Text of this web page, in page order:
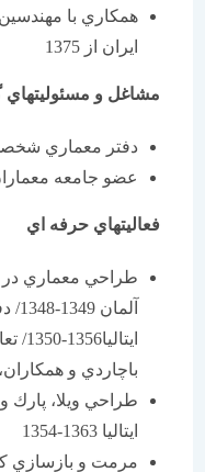
همكاري با مهندسين
ايران از 1375
مشاغل و مسئوليتهاي
دفتر معماري شخصي در ايتاليا
عضو جامعه معماران سيه نا –
فعاليتهاي حرفه اي
طراحي معماري در
آلمان 1349-
ايتاليا1356-
باچاردي و همكاران، ليبي1358-1356
طراحي ويلا، پارك و
مرمت و بازسازي كاخ بوربن